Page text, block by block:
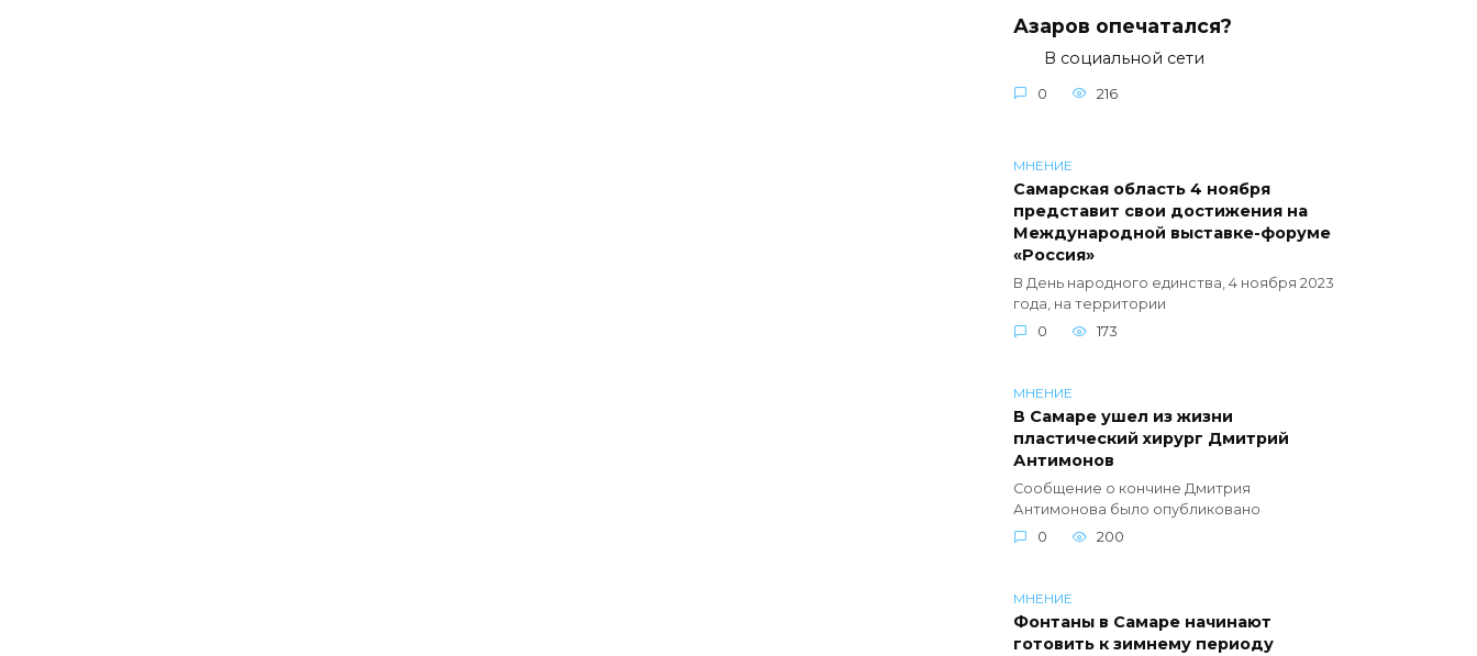
Азаров опечатался?
В социальной сети
0 216
МНЕНИЕ
Самарская область 4 ноября
представит свои достижения на
Международной выставке-форуме
«Россия»
В День народного единства, 4 ноября 2023
года, на территории
0
173
МНЕНИЕ
В Самаре ушел из жизни
пластический хирург Дмитрий
Антимонов
Сообщение о кончине Дмитрия
Антимонова было опубликовано
0
200
МНЕНИЕ
Фонтаны в Самаре начинают
готовить к зимнему периоду